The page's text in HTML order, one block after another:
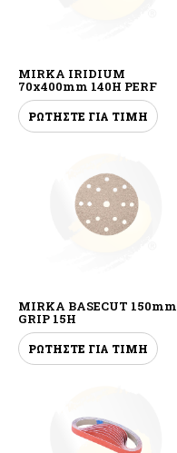
MIRKA IRIDIUM
70x400mm 140H PERF
ΡΩΤΗΣΤΕ ΓΙΑ ΤΙΜΗ
MIRKA BASECUT 150mm
GRIP 15H
ΡΩΤΗΣΤΕ ΓΙΑ ΤΙΜΗ